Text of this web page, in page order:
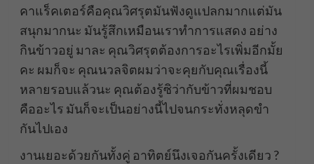
คาแร็คเตอร์คือคุณวิศรุตมันฟังดูแปลกมากแต่มัน
สนุกมากนะ มันรู้สึกเหมือนเราทำการแสดง อย่าง
กินข้าวอยู่ มาละ คุณวิศรุตต้องการอะไรเพิ่มอีกมั้ย
คะ ผมก็จะ คุณนวลจิตผมว่าจะคุยกับคุณเรื่องนี้
หลายรอบแล้วนะ คุณต้องรู้ซิว่ากับข้าวที่ผมชอบ
คืออะไร มันก็จะเป็นอย่างนี้ไปจนกระทั่งหลุดขำ
กันไปเอง
งานเยอะด้วยกันทั้งคู่ อาทิตย์นึงเจอกันครั้งเดียว ?